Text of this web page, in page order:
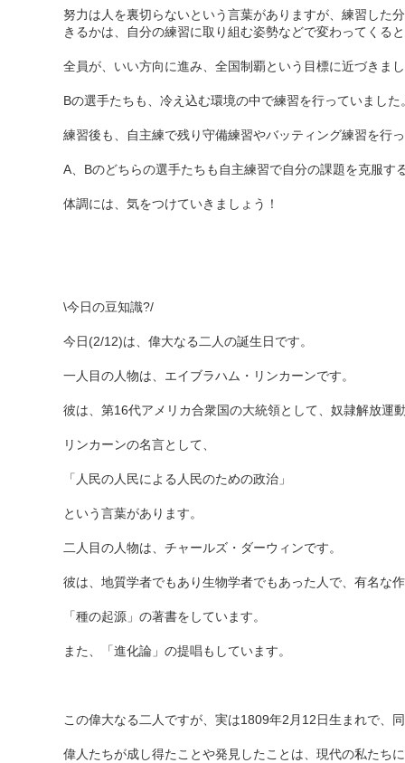
努力は人を裏切らないという言葉がありますが、練習した
きるかは、自分の練習に取り組む姿勢などで変わってくる
全員が、いい方向に進み、全国制覇という目標に近づきま
Bの選手たちも、冷え込む環境の中で練習を行っていました
練習後も、自主練で残り守備練習やバッティング練習を行
A、Bのどちらの選手たちも自主練習で自分の課題を克服す
体調には、気をつけていきましょう！
\今日の豆知識?/
今日(2/12)は、偉大なる二人の誕生日です。
一人目の人物は、エイブラハム・リンカーンです。
彼は、第16代アメリカ合衆国の大統領として、奴隷解放運
リンカーンの名言として、
「人民の人民による人民のための政治」
という言葉があります。
二人目の人物は、チャールズ・ダーウィンです。
彼は、地質学者でもあり生物学者でもあった人で、有名な
「種の起源」の著書をしています。
また、「進化論」の提唱もしています。
この偉大なる二人ですが、実は1809年2月12日生まれで、
偉人たちが成し得たことや発見したことは、現代の私たち